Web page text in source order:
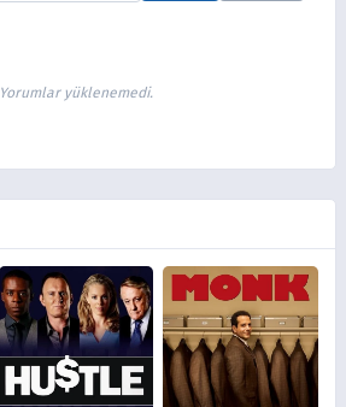
Yorumlar yüklenemedi.